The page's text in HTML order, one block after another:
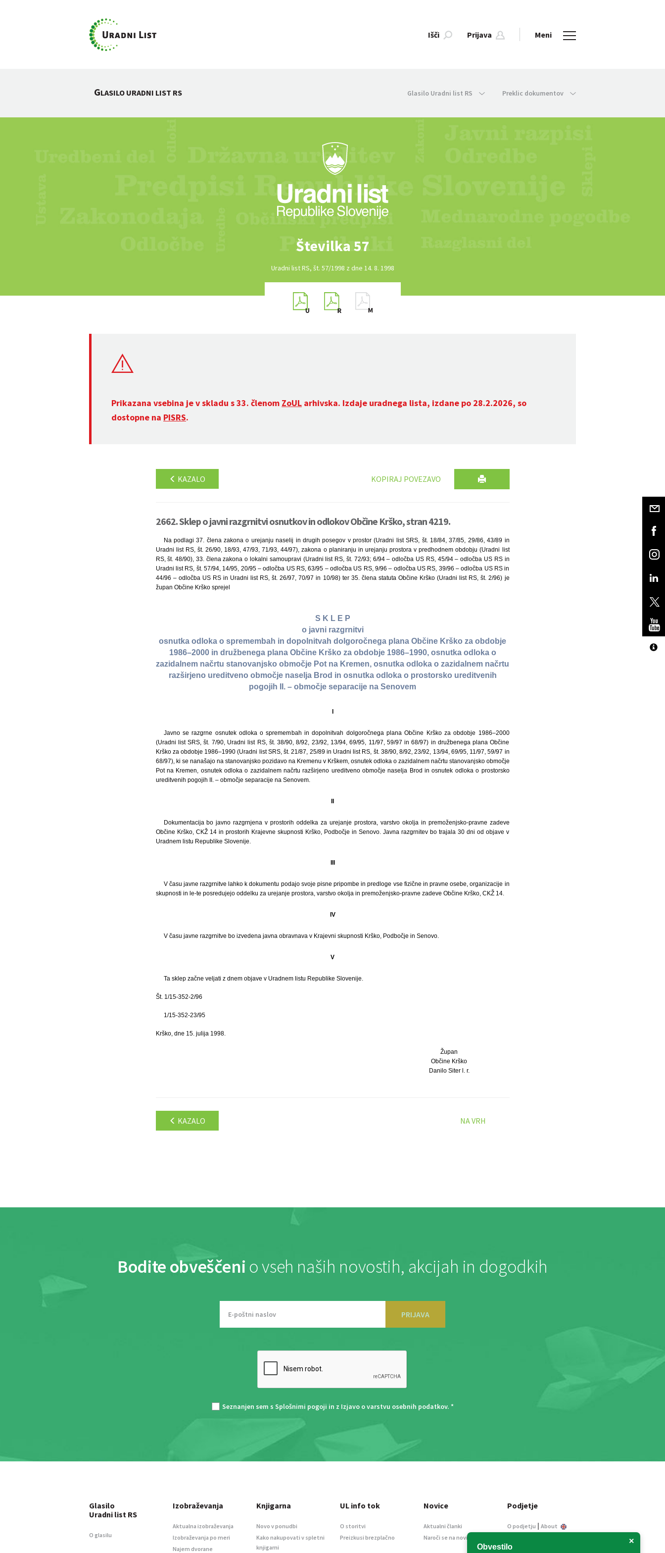
Išči Prijava Meni
GLASILO URADNI LIST RS Glasilo Uradni list RS Preklic dokumentov
Številka 57
Uradni list RS, št. 57/1998 z dne 14. 8. 1998
Prikazana vsebina je v skladu s 33. členom ZoUL arhivska. Izdaje uradnega lista, izdane po 28.2.2026, so
dostopne na PISRS.
KAZALO KOPIRAJ POVEZAVO
2662. Sklep o javni razgrnitvi osnutkov in odlokov Občine Krško, stran 4219.
Na podlagi 37. člena zakona o urejanju naselij in drugih posegov v prostor (Uradni list SRS, št. 18/84, 37/85, 29/86, 43/89 in
Uradni list RS, št. 26/90, 18/93, 47/93, 71/93, 44/97), zakona o planiranju in urejanju prostora v predhodnem obdobju (Uradni list
RS, št. 48/90), 33. člena zakona o lokalni samoupravi (Uradni list RS, št. 72/93; 6/94 – odločba US RS, 45/94 – odločba US RS in
Uradni list RS, št. 57/94, 14/95, 20/95 – odločba US RS, 63/95 – odločba US RS, 9/96 – odločba US RS, 39/96 – odločba US RS in
44/96 – odločba US RS in Uradni list RS, št. 26/97, 70/97 in 10/98) ter 35. člena statuta Občine Krško (Uradni list RS, št. 2/96) je
župan Občine Krško sprejel
S K L E P
o javni razgrnitvi
osnutka odloka o spremembah in dopolnitvah dolgoročnega plana Občine Krško za obdobje
1986–2000 in družbenega plana Občine Krško za obdobje 1986–1990, osnutka odloka o
zazidalnem načrtu stanovanjsko območje Pot na Kremen, osnutka odloka o zazidalnem načrtu
razširjeno ureditveno območje naselja Brod in osnutka odloka o prostorsko ureditvenih
pogojih II. – območje separacije na Senovem
I
Javno se razgrne osnutek odloka o spremembah in dopolnitvah dolgoročnega plana Občine Krško za obdobje 1986–2000
(Uradni list SRS, št. 7/90, Uradni list RS, št. 38/90, 8/92, 23/92, 13/94, 69/95, 11/97, 59/97 in 68/97) in družbenega plana Občine
Krško za obdobje 1986–1990 (Uradni list SRS, št. 21/87, 25/89 in Uradni list RS, št. 38/90, 8/92, 23/92, 13/94, 69/95, 11/97, 59/97 in
68/97), ki se nanašajo na stanovanjsko pozidavo na Kremenu v Krškem, osnutek odloka o zazidalnem načrtu stanovanjsko območje
Pot na Kremen, osnutek odloka o zazidalnem načrtu razširjeno ureditveno območje naselja Brod in osnutek odloka o prostorsko
ureditvenih pogojih II. – območje separacije na Senovem.
II
Dokumentacija bo javno razgrnjena v prostorih oddelka za urejanje prostora, varstvo okolja in premoženjsko-pravne zadeve
Občine Krško, CKŽ 14 in prostorih Krajevne skupnosti Krško, Podbočje in Senovo. Javna razgrnitev bo trajala 30 dni od objave v
Uradnem listu Republike Slovenije.
III
V času javne razgrnitve lahko k dokumentu podajo svoje pisne pripombe in predloge vse fizične in pravne osebe, organizacije in
skupnosti in le-te posredujejo oddelku za urejanje prostora, varstvo okolja in premoženjsko-pravne zadeve Občine Krško, CKŽ 14.
IV
V času javne razgrnitve bo izvedena javna obravnava v Krajevni skupnosti Krško, Podbočje in Senovo.
V
Ta sklep začne veljati z dnem objave v Uradnem listu Republike Slovenije.
Št. 1/15-352-2/96
1/15-352-23/95
Krško, dne 15. julija 1998.
Župan
Občine Krško
Danilo Siter l. r.
KAZALO NA VRH
Bodite obveščeni o vseh naših novostih, akcijah in dogodkih
PRIJAVA
Seznanjen sem s Splošnimi pogoji in z Izjavo o varstvu osebnih podatkov. *
×
Obvestilo
Glasilo
Uradni list RS
O glasilu
Izobraževanja
Aktualna izobraževanja
Izobraževanja po meri
Najem dvorane
Knjigarna
Novo v ponudbi
Kako nakupovati v spletni
knjigarni
UL info tok
O storitvi
Preizkusi brezplačno
Novice
Aktualni članki
Naroči se na novice
Podjetje
O podjetju | About
Informacije javnega